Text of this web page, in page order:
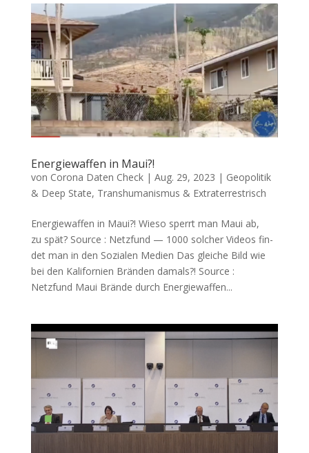
Energiewaffen in Maui?!
von Corona Daten Check| Aug. 29, 2023 | Geopolitik
& Deep State, Transhumanismus & Extraterrestrisch
Energiewaffen in Maui?! Wie­so sperrt man Maui ab,
zu spät? Source : Netz­fund — 1000 sol­cher Vide­os fin­
det man in den Sozia­len Medien Das glei­che Bild wie
bei den Kali­for­ni­en Brän­den damals?! Source :
Netzfund Maui Brän­de durch Ener­gie­waf­fen...